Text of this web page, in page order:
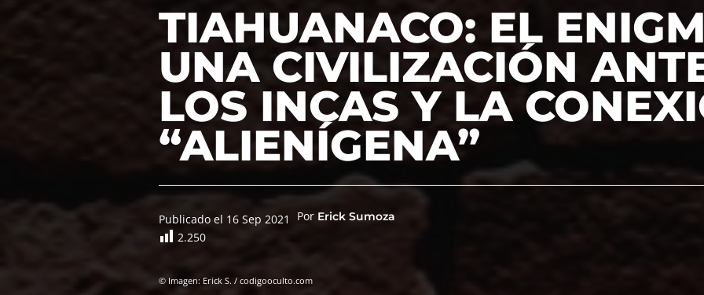
TIAHUANACO: EL
UNA CIVILIZACIÓN
LOS INCAS Y LA
“ALIENÍGENA”
Publicado el 16 Sep 2021 Por Erick Sumoza
2.250
© Imagen: Erick S. / codigooculto.com